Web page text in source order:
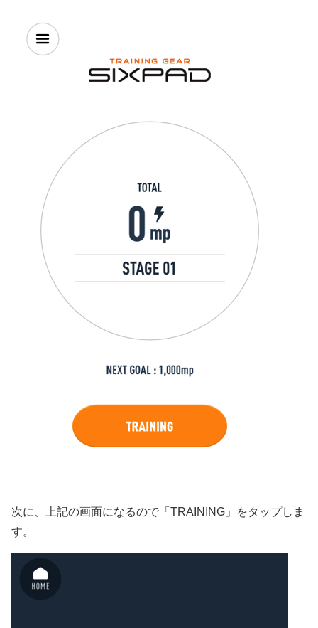
次に、上記の画面になるので「TRAINING」をタップしま
す。